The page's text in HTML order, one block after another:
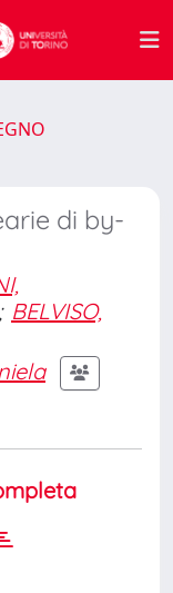
di by-
BELVISO,